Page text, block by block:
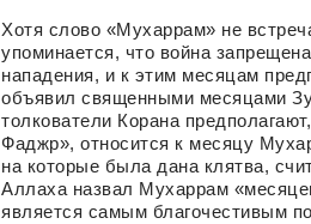
Хотя слово «Мухаррам» не
упоминается, что война
нападения, и к этим месяцам
объявил священными месяцами
толкователи Корана
Фаджр», относится к месяцу
на которые была дана клятва,
Аллаха назвал Мухаррам
является самым благочестивым